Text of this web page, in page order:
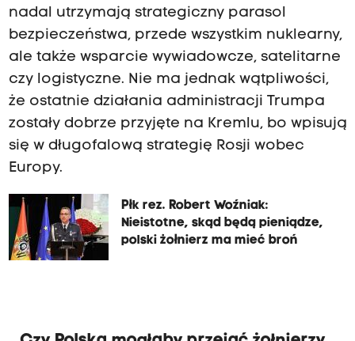
nadal utrzymają strategiczny parasol
bezpieczeństwa, przede wszystkim nuklearny,
ale także wsparcie wywiadowcze, satelitarne
czy logistyczne. Nie ma jednak wątpliwości,
że ostatnie działania administracji Trumpa
zostały dobrze przyjęte na Kremlu, bo wpisują
się w długofalową strategię Rosji wobec
Europy.
Płk rez. Robert Woźniak:
Nieistotne, skąd będą pieniądze,
polski żołnierz ma mieć broń